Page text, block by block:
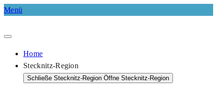
Menü
Home
Stecknitz-Region
Schließe Stecknitz-Region Öffne Stecknitz-Region